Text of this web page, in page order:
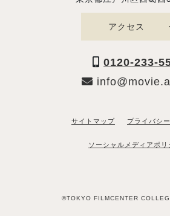
アクセス
0120-233-
サイトマップ プライバシ
ソーシャルメディアポリ
©TOKYO FILMCENTER